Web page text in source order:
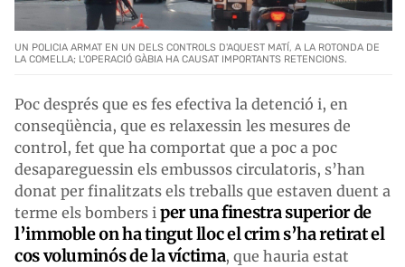
UN POLICIA ARMAT EN UN DELS CONTROLS D'AQUEST MATÍ, A LA ROTONDA DE
LA COMELLA; L'OPERACIÓ GÀBIA HA CAUSAT IMPORTANTS RETENCIONS.
Poc després que es fes efectiva la detenció i, en
conseqüència, que es relaxessin les mesures de
control, fet que ha comportat que a poc a poc
desapareguessin els embussos circulatoris, s’han
donat per finalitzats els treballs que estaven duent a
terme els bombers i per una finestra superior de
l’immoble on ha tingut lloc el crim s’ha retirat el
cos voluminós de la víctima, que hauria estat